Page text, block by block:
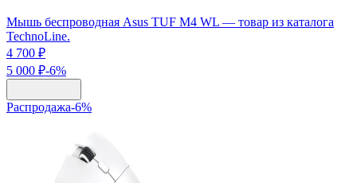
Мышь беспроводная Asus TUF M4 WL — товар из каталога
TechnoLine.
4 700 ₽
5 000 ₽-6%
Распродажа-6%